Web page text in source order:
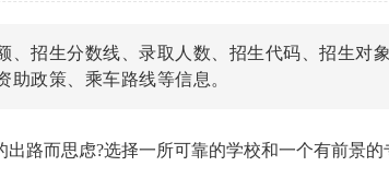
、招生分数线、录取人数、招生代码、招生对
政策、乘车路线等信息。
路而思虑?选择一所可靠的学校和一个有前景